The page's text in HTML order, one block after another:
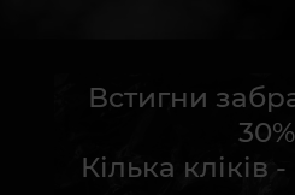
Встигни
Кілька кліків